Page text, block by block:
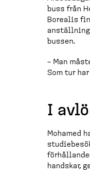
buss från
Borealis
bussen.
– Man
Som tur
I
Mohamed
handskar,